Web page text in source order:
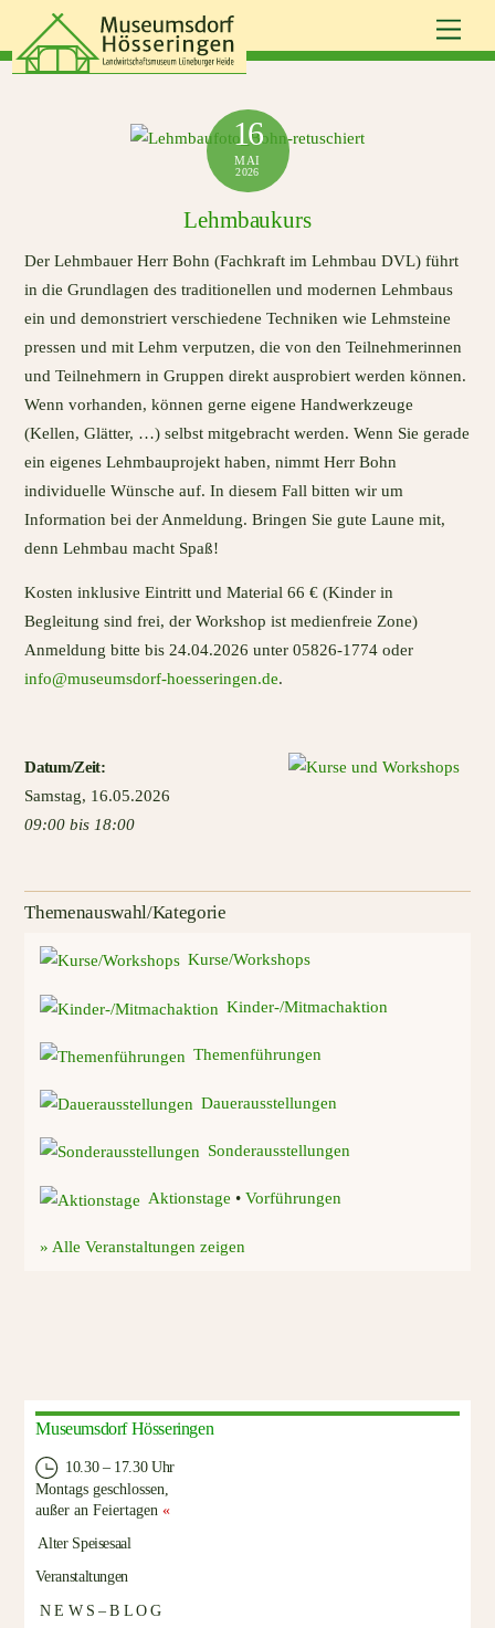
content
16
MAI
2026
Lehmbaukurs
Der Lehmbauer Herr Bohn (Fachkraft im Lehmbau DVL) führt
in die Grundlagen des traditionellen und modernen Lehmbaus
ein und demonstriert verschiedene Techniken wie Lehmsteine
pressen und mit Lehm verputzen, die von den Teilnehmerinnen
und Teilnehmern in Gruppen direkt ausprobiert werden können.
Wenn vorhanden, können gerne eigene Handwerkzeuge
(Kellen, Glätter, …) selbst mitgebracht werden. Wenn Sie gerade
ein eigenes Lehmbauprojekt haben, nimmt Herr Bohn
individuelle Wünsche auf. In diesem Fall bitten wir um
Information bei der Anmeldung. Bringen Sie gute Laune mit,
denn Lehmbau macht Spaß!
Kosten inklusive Eintritt und Material 66 € (Kinder in
Begleitung sind frei, der Workshop ist medienfreie Zone)
Anmeldung bitte bis 24.04.2026 unter 05826-1774 oder
info@museumsdorf-hoesseringen.de.
Datum/Zeit:
Samstag, 16.05.2026
09:00 bis 18:00
Themenauswahl/Kategorie
Kurse/Workshops
Kinder-/Mitmachaktion
Themenführungen
Dauerausstellungen
Sonderausstellungen
Aktionstage •Vorführungen
» Alle Veranstaltungen zeigen
Museumsdorf Hösseringen
10.30 – 17.30 Uhr
Montags geschlossen,
außer an Feiertagen«
Alter Speisesaal
Veranstaltungen
N E W S – B L O G